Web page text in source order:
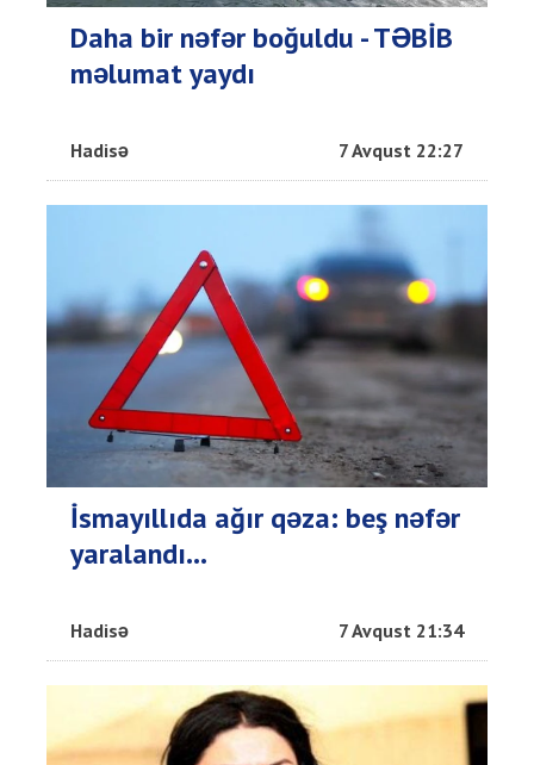
Daha bir nəfər boğuldu - TƏBİB
məlumat yaydı
Hadisə 7 Avqust 22:27
İsmayıllıda ağır qəza: beş nəfər
yaralandı...
Hadisə 7 Avqust 21:34